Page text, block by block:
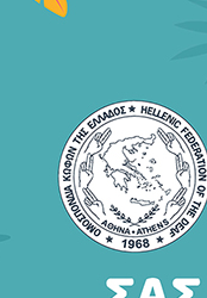
φέτος την 20η
του στο
από την
της Art-Athina σε